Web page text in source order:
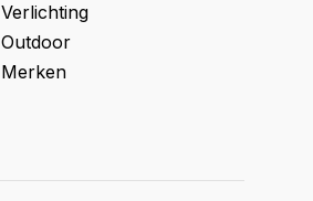
Verlichting
Outdoor
Merken